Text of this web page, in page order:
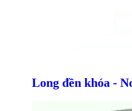
Long đền khóa -